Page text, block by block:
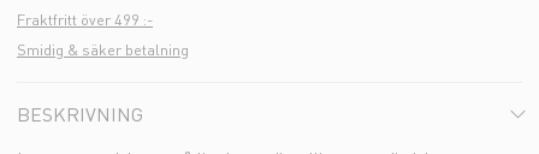
Fraktfritt över 499 :-
Smidig & säker betalning
BESKRIVNING